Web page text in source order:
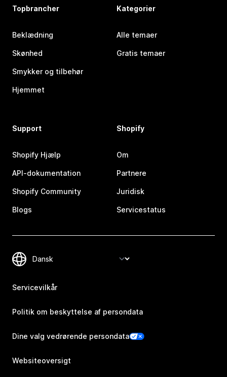
Topbrancher
Beklædning
Skønhed
Smykker og tilbehør
Hjemmet
Kategorier
Alle temaer
Gratis temaer
Support
Shopify Hjælp
API-dokumentation
Shopify Community
Blogs
Shopify
Om
Partnere
Juridisk
Servicestatus
Servicevilkår
Politik om beskyttelse af persondata
Dine valg vedrørende persondata
Websiteoversigt